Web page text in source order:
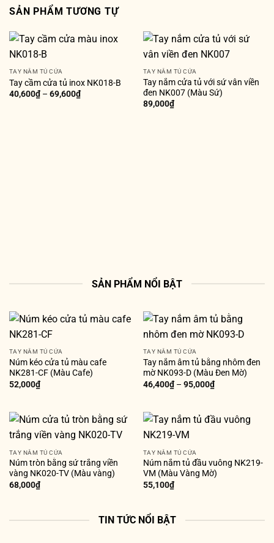
SẢN PHẨM TƯƠNG TỰ
TAY NẮM TỦ CỬA
Tay cầm cửa tủ inox NK018-B
40,600₫– 69,600₫
TAY NẮM TỦ CỬA
Tay nắm cửa tủ với sứ vân viền
đen NK007 (Màu Sứ)
89,000₫
SẢN PHẨM NỔI BẬT
TAY NẮM TỦ CỬA
Núm kéo cửa tủ màu cafe
NK281-CF (Màu Cafe)
52,000₫
TAY NẮM TỦ CỬA
Tay nắm âm tủ bằng nhôm đen
mờ NK093-D (Màu Đen Mờ)
46,400₫– 95,000₫
TAY NẮM TỦ CỬA
Núm tròn bằng sứ trắng viền
vàng NK020-TV (Màu vàng)
68,000₫
TAY NẮM TỦ CỬA
Núm nắm tủ đầu vuông NK219-
VM (Màu Vàng Mờ)
55,100₫
TIN TỨC NỔI BẬT